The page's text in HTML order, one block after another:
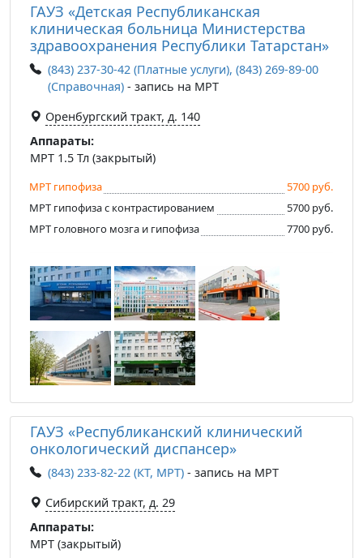
ГАУЗ «Детская Республиканская
клиническая больница Министерства
здравоохранения Республики Татарстан»
(843) 237-30-42 (Платные услуги), (843) 269-89-00
(Справочная) - запись на МРТ
Оренбургский тракт, д. 140
Аппараты:
МРТ 1.5 Тл (закрытый)
МРТ гипофиза
5700 руб.
МРТ гипофиза с контрастированием
5700 руб.
МРТ головного мозга и гипофиза
7700 руб.
ГАУЗ «Республиканский клинический
онкологический диспансер»
(843) 233-82-22 (КТ, МРТ) - запись на МРТ
Сибирский тракт, д. 29
Аппараты:
МРТ (закрытый)